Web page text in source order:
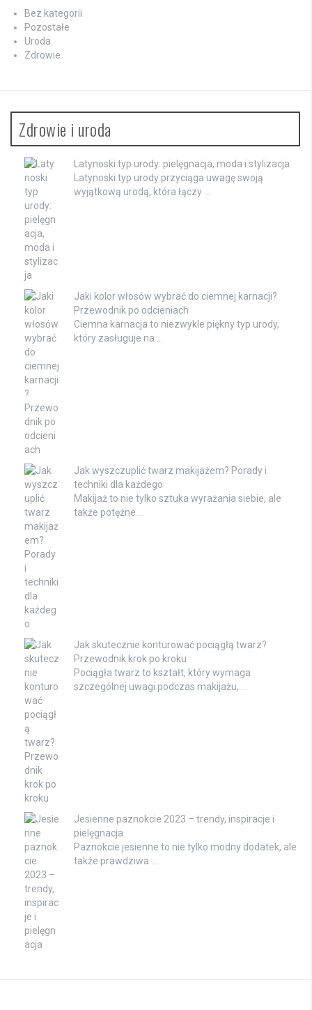
Bez kategorii
Pozostałe
Uroda
Zdrowie
Zdrowie i uroda
Latynoski typ urody: pielęgnacja, moda i stylizacja
Latynoski typ urody przyciąga uwagę swoją
wyjątkową urodą, która łączy …
Jaki kolor włosów wybrać do ciemnej karnacji?
Przewodnik po odcieniach
Ciemna karnacja to niezwykle piękny typ urody,
który zasługuje na …
Jak wyszczuplić twarz makijażem? Porady i
techniki dla każdego
Makijaż to nie tylko sztuka wyrażania siebie, ale
także potężne …
Jak skutecznie konturować pociągłą twarz?
Przewodnik krok po kroku
Pociągła twarz to kształt, który wymaga
szczególnej uwagi podczas makijażu, …
Jesienne paznokcie 2023 – trendy, inspiracje i
pielęgnacja
Paznokcie jesienne to nie tylko modny dodatek, ale
także prawdziwa …